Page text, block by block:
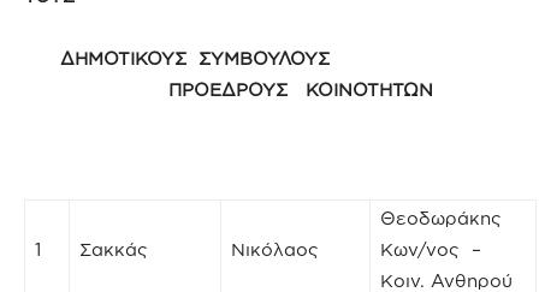
ΔΗΜΟΤΙΚΟΥΣ ΣΥΜΒΟΥΛΟΥΣ
ΠΡΟΕΔΡΟΥΣ ΚΟΙΝΟΤΗΤΩΝ
1 Σακκάς Νικόλαος
Θεοδωράκης
Κων/νος –
Κοιν. Ανθηρού